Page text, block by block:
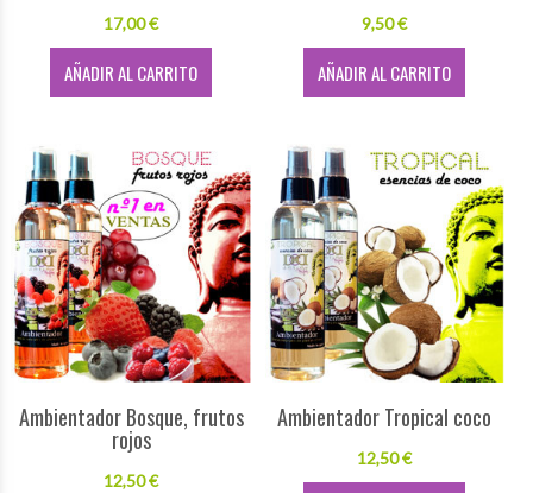
17,00 €
AÑADIR AL CARRITO
9,50 €
AÑADIR AL CARRITO
Ambientador Bosque, frutos
rojos
12,50 €
Ambientador Tropical coco
12,50 €